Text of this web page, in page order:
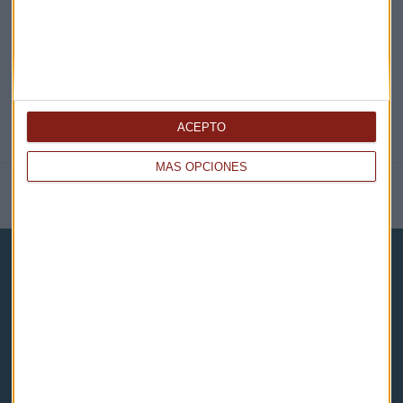
MÁS OPCIONES
ACEPTO